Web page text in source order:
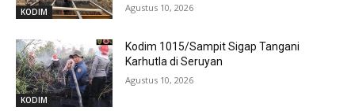
KODIM Agustus 10, 2026
KODIM
Kodim 1015/Sampit Sigap Tangani
Karhutla di Seruyan
Agustus 10, 2026